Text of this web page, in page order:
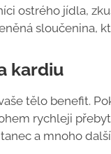
ostrého jídla,
sloučenina,
kardiu
tělo benefit.
rychleji
a mnoho